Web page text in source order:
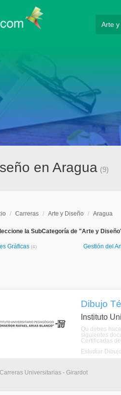
en Aragua (9)
/ Carreras / Arte y Diseño / Aragua
la SubCategoría de "Arte y
Gráficas (4) Gestión del
Dibujo
Instituto
Qu debes
siguientes
Certificadas
Estudiar
Carreras Universitarias - Girardot